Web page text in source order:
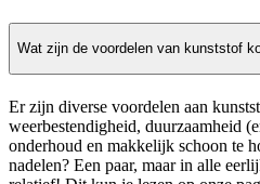
Wat zijn de voordelen van kunststof
Er zijn diverse voordelen aan
weerbestendigheid, duurzaamheid
onderhoud en makkelijk schoon te
nadelen? Een paar, maar in alle